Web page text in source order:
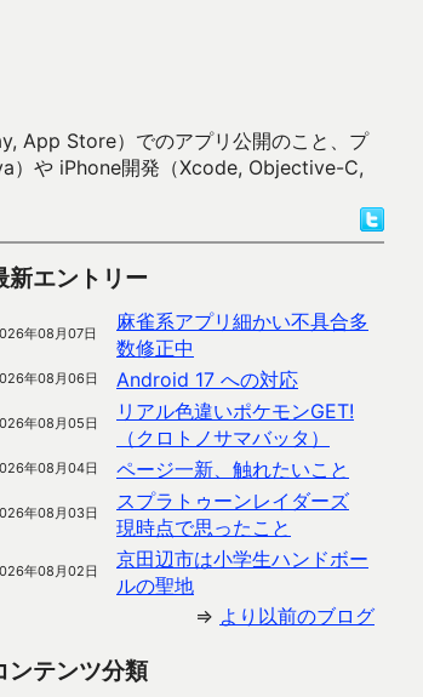
App Store）でのアプリ公開のこと、プ
）や iPhone開発（Xcode, Objective-C,
新エントリー
年08月07日
麻雀系アプリ細かい不具合多
数修正中
年08月06日 Android 17 への対応
年08月05日
リアル色違いポケモンGET!
（クロトノサマバッタ）
年08月04日 ページ一新、触れたいこと
年08月03日
スプラトゥーンレイダーズ
現時点で思ったこと
年08月02日
京田辺市は小学生ハンドボー
ルの聖地
⇒ より以前のブログ
ンテンツ分類